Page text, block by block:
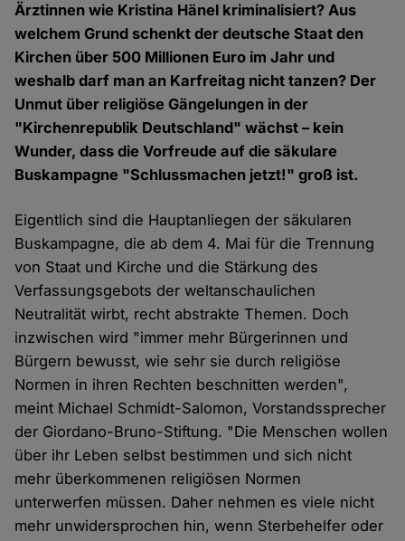
Ärztinnen wie Kristina Hänel kriminalisiert? Aus
welchem Grund schenkt der deutsche Staat den
Kirchen über 500 Millionen Euro im Jahr und
weshalb darf man an Karfreitag nicht tanzen? Der
Unmut über religiöse Gängelungen in der
"Kirchenrepublik Deutschland" wächst – kein
Wunder, dass die Vorfreude auf die säkulare
Buskampagne "Schlussmachen jetzt!" groß ist.
Eigentlich sind die Hauptanliegen der säkularen
Buskampagne, die ab dem 4. Mai für die Trennung
von Staat und Kirche und die Stärkung des
Verfassungsgebots der weltanschaulichen
Neutralität wirbt, recht abstrakte Themen. Doch
inzwischen wird "immer mehr Bürgerinnen und
Bürgern bewusst, wie sehr sie durch religiöse
Normen in ihren Rechten beschnitten werden",
meint Michael Schmidt-Salomon, Vorstandssprecher
der Giordano-Bruno-Stiftung. "Die Menschen wollen
über ihr Leben selbst bestimmen und sich nicht
mehr überkommenen religiösen Normen
unterwerfen müssen. Daher nehmen es viele nicht
mehr unwidersprochen hin, wenn Sterbehelfer oder